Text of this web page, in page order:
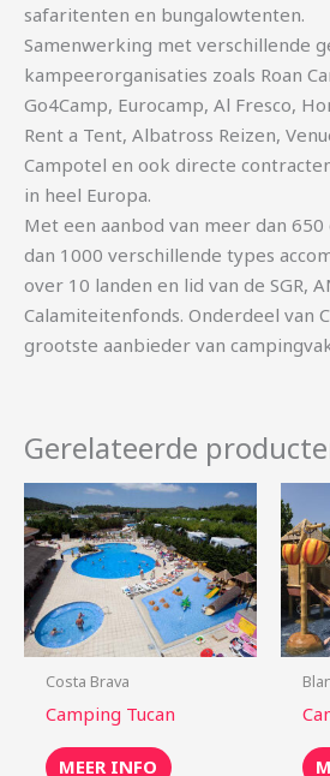
safaritenten en bungalowtenten.
Samenwerking met verschillende
kampeerorganisaties zoals Roan
Go4Camp, Eurocamp, Al Fresco,
Rent a Tent, Albatross Reizen,
Campotel en ook directe
in heel Europa.
Met een aanbod van meer dan
dan 1000 verschillende types
over 10 landen en lid van de SGR,
Calamiteitenfonds. Onderdeel van
grootste aanbieder van
Gerelateerde
Costa Brava
Camping Tucan
MEER INFO